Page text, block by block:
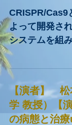
CRISPR/Cas9
よって開発さ
システムを組
特異的ノック
期的に早く、
発しました。
織・時期特異
成が可能とな
【演者】
学 教授）【
の病態と治